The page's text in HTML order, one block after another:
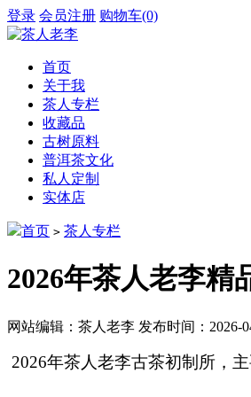
登录 会员注册 购物车(0)
首页
关于我
茶人专栏
收藏品
古树原料
普洱茶文化
私人定制
实体店
首页 > 茶人专栏
2026年茶人老李精
网站编辑：茶人老李 发布时间：2026-
2026年茶人老李古茶初制所，